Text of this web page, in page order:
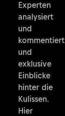
Experten
analysiert
und
kommentiert
und
exklusive
Einblicke
hinter die
Kulissen.
Hier